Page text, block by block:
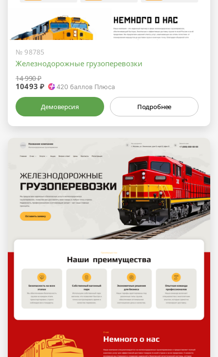
№ 98785
Железнодорожные грузоперевозки
14 990 ₽
10493 ₽ 420 баллов Плюса
Демоверсия Подробнее